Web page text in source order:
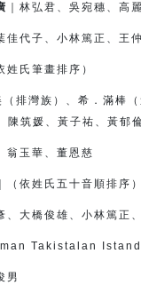
｜林弘君、吳宛穗、高
佳代子、小林篤正、王
姓氏筆畫排序）
）、希．滿棒（達
陳筑媛、黃子祐、黃郁倫
翁玉華、董恩慈
｜（依姓氏五十音順排序）
、大橋俊雄、小林篤正
Takistalan
男